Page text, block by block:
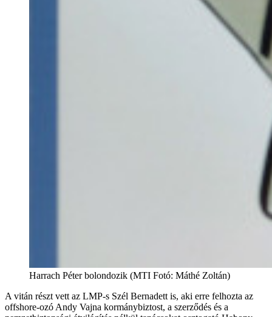
Harrach Péter bolondozik (MTI Fotó: Máthé Zoltán)
A vitán részt vett az LMP-s Szél Bernadett is, aki erre felhozta az
offshore-ozó Andy Vajna kormánybiztost, a szerződés és a